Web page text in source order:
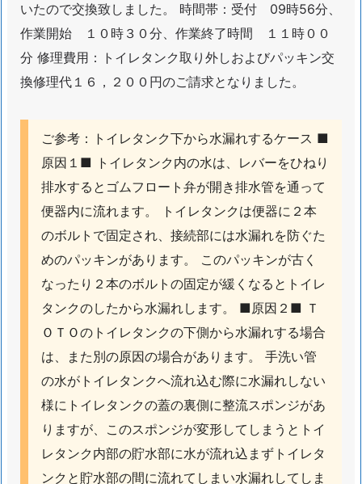
お
役
立
ち
1.
2.
市
川
市
道
メ
ー
タ
盗
注
意
1.
いたので交換致しました。 時間帯：受付 09時56分、
作業開始 １０時３０分、作業終了時間 １１時００
分 修理費用：トイレタンク取り外しおよびパッキン交
換修理代１６，２００円のご請求となりました。
ご参考：トイレタンク下から水漏れするケース ■
原因１■ トイレタンク内の水は、レバーをひねり
排水するとゴムフロート弁が開き排水管を通って
便器内に流れます。 トイレタンクは便器に２本
のボルトで固定され、接続部には水漏れを防ぐた
めのパッキンがあります。 このパッキンが古く
なったり２本のボルトの固定が緩くなるとトイレ
タンクのしたから水漏れします。 ■原因２■ Ｔ
ＯＴＯのトイレタンクの下側から水漏れする場合
は、また別の原因の場合があります。 手洗い管
の水がトイレタンクへ流れ込む際に水漏れしない
様にトイレタンクの蓋の裏側に整流スポンジがあ
りますが、このスポンジが変形してしまうとトイ
レタンク内部の貯水部に水が流れ込まずトイレタ
ンクと貯水部の間に流れてしまい水漏れしてしま